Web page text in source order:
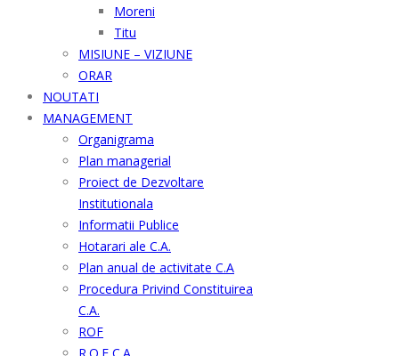
Moreni
Titu
MISIUNE – VIZIUNE
ORAR
NOUTATI
MANAGEMENT
Organigrama
Plan managerial
Proiect de Dezvoltare
Institutionala
Informatii Publice
Hotarari ale C.A.
Plan anual de activitate C.A
Procedura Privind Constituirea
C.A.
ROF